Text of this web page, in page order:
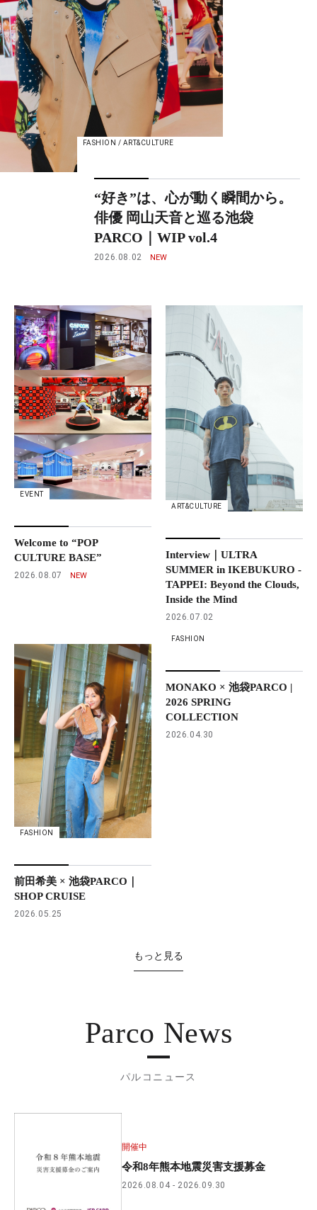
FASHION / ART&CULTURE
“好き”は、心が動く瞬間から。
俳優 岡山天音と巡る池袋
PARCO｜WIP vol.4
2026.08.02
EVENT
Welcome to “POP
CULTURE BASE”
2026.08.07
ART&CULTURE
Interview｜ULTRA
SUMMER in IKEBUKURO -
TAPPEI: Beyond the Clouds,
Inside the Mind
2026.07.02
FASHION
前田希美 × 池袋PARCO｜
SHOP CRUISE
2026.05.25
FASHION
MONAKO × 池袋PARCO |
2026 SPRING
COLLECTION
2026.04.30
もっと見る
Parco News
パルコニュース
開催中
令和8年熊本地震災害支援募金
2026.08.04 2026.09.30